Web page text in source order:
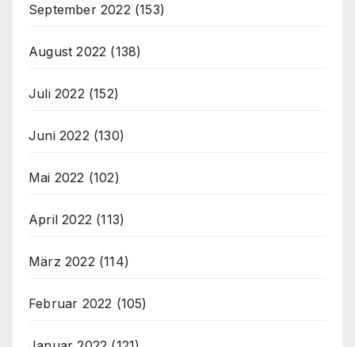
September 2022 (153)
August 2022 (138)
Juli 2022 (152)
Juni 2022 (130)
Mai 2022 (102)
April 2022 (113)
März 2022 (114)
Februar 2022 (105)